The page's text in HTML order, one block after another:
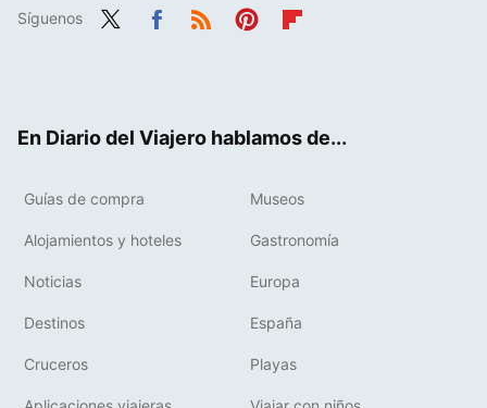
Síguenos
En Diario del Viajero hablamos de...
Guías de compra Museos
Alojamientos y hoteles Gastronomía
Noticias Europa
Destinos España
Cruceros Playas